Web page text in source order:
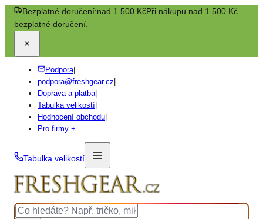
Bezplatné doručení:nad 1.500 KčPři nákupu nad 1 500 Kč
bezplatné doručení.
Podpora|
podpora@freshgear.cz
Doprava a platba|
Tabulka velikostí
Hodnocení obchodu
Pro firmy +
Tabulka velikostí